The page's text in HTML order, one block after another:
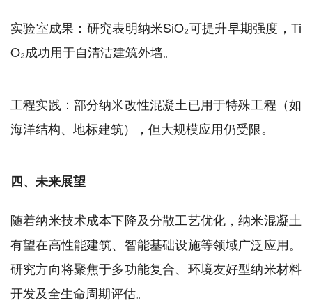
实验室成果：研究表明纳米SiO₂可提升早期强度，Ti
O₂成功用于自清洁建筑外墙。
工程实践：部分纳米改性混凝土已用于特殊工程（如
海洋结构、地标建筑），但大规模应用仍受限。
四、未来展望
随着纳米技术成本下降及分散工艺优化，纳米混凝土
有望在高性能建筑、智能基础设施等领域广泛应用。
研究方向将聚焦于多功能复合、环境友好型纳米材料
开发及全生命周期评估。